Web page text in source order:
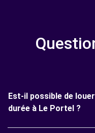
Est-il possible de
durée à Le Portel ?